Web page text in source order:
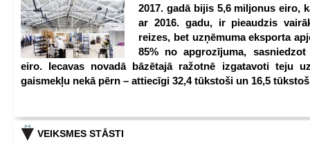
2017. gadā bijis 5,6 miljonus eiro,
ar 2016. gadu, ir pieaudzis
reizes, bet uzņēmuma eksporta
85% no apgrozījuma,
eiro. Iecavas novadā bāzētajā ražotnē izgatavoti teju
gaismekļu nekā pērn – attiecīgi 32,4 tūkstoši un 16,5
VEIKSMES STĀSTI